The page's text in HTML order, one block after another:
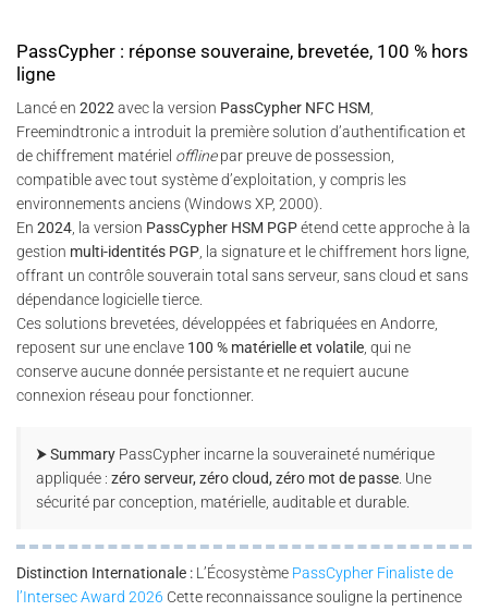
PassCypher : réponse souveraine, brevetée, 100 % hors
ligne
Lancé en 2022 avec la version PassCypher NFC HSM
Freemindtronic a introduit la première solution d’authentification et
de chiffrement matériel offlinepar preuve de possession,
compatible avec tout système d’exploitation, y compris les
environnements anciens (Windows XP, 2000).
En 2024 , la version PassCypher HSM PGPétend cette approche à la
gestion multi-identités PGP , la signature et le chiffrement hors ligne,
offrant un contrôle souverain total sans serveur, sans cloud et sans
dépendance logicielle tierce.
Ces solutions brevetées, développées et fabriquées en Andorre,
reposent sur une enclave 100 % matérielle et volatile , qui ne
conserve aucune donnée persistante et ne requiert aucune
connexion réseau pour fonctionner.
⮞ Summary PassCypher incarne la souveraineté numérique
appliquée :zéro serveur, zéro cloud, zéro mot de passe . Une
sécurité par conception, matérielle, auditable et durable.
Distinction Internationale : L’Écosystème PassCypher Finaliste de
l’Intersec Award 2026 Cette reconnaissance souligne la pertinence